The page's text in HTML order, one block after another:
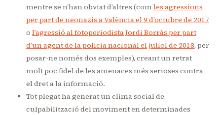
mentre se n’han obviat d’altres (comles agressions
per part de neonazis a València el 9 d’octubre de 2017
o l’agressió al fotoperiodista Jordi Borràs per part
d’un agent de la policia nacional el juliol de 2018, per
posar-ne només dos exemples), creant un retrat
molt poc fidel de les amenaces més serioses contra
el dret a la informació.
Tot plegat ha generat un clima social de
culpabilització del moviment en determinades